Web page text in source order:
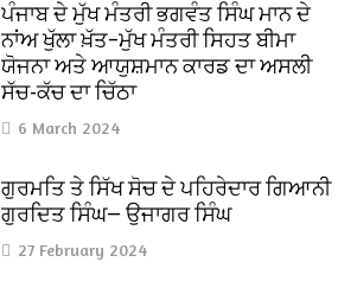
ਪੰਜਾਬ ਦੇ ਮੁੱਖ ਮੰਤਰੀ ਭਗਵੰਤ ਸਿੰਘ ਮਾਨ ਦੇ
ਨਾਂਅ ਖੁੱਲਾ ਖ਼ੱਤ–ਮੁੱਖ ਮੰਤਰੀ ਸਿਹਤ ਬੀਮਾ
ਯੋਜਨਾ ਅਤੇ ਆਯੁਸ਼ਮਾਨ ਕਾਰਡ ਦਾ ਅਸਲੀ
ਸੱਚ-ਕੱਚ ਦਾ ਚਿੱਠਾ
6 March 2024
ਗੁਰਮਤਿ ਤੇ ਸਿੱਖ ਸੋਚ ਦੇ ਪਹਿਰੇਦਾਰ ਗਿਆਨੀ
ਗੁਰਦਿਤ ਸਿੰਘ— ਉਜਾਗਰ ਸਿੰਘ
27 February 2024